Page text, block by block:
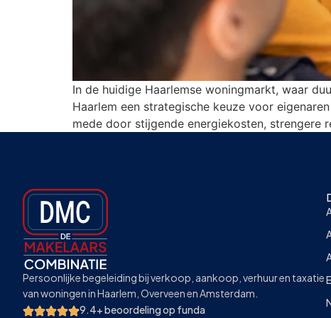
In de huidige Haarlemse woningmarkt, waar
Haarlem een strategische keuze voor
mede door stijgende energiekosten, strengere
Persoonlijke begeleiding bij verkoop, aankoop, verhuur en taxatie
van woningen in Haarlem, Overveen en Amsterdam.
9.4+ beoordeling op funda